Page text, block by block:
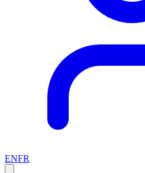
ENFR